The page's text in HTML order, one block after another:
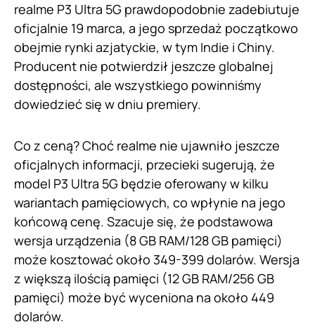
realme P3 Ultra 5G prawdopodobnie zadebiutuje
oficjalnie 19 marca, a jego sprzedaż początkowo
obejmie rynki azjatyckie, w tym Indie i Chiny.
Producent nie potwierdził jeszcze globalnej
dostępności, ale wszystkiego powinniśmy
dowiedzieć się w dniu premiery.
Co z ceną? Choć realme nie ujawniło jeszcze
oficjalnych informacji, przecieki sugerują, że
model P3 Ultra 5G będzie oferowany w kilku
wariantach pamięciowych, co wpłynie na jego
końcową cenę. Szacuje się, że podstawowa
wersja urządzenia (8 GB RAM/128 GB pamięci)
może kosztować około 349-399 dolarów. Wersja
z większą ilością pamięci (12 GB RAM/256 GB
pamięci) może być wyceniona na około 449
dolarów.